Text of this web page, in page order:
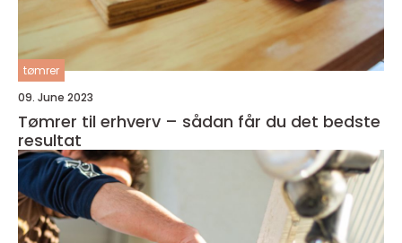
tømrer
09. June 2023
Tømrer til erhverv – sådan får du det bedste
resultat